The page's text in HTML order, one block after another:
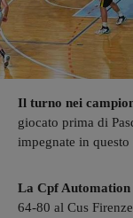
Il turno nei
giocato prima di
impegnate in questo
La Cpf
64-80 al Cus